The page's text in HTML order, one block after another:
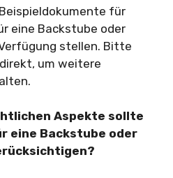
für
eine Backstube oder
stellen. Bitte
um weitere
Aspekte sollte
eine Backstube oder